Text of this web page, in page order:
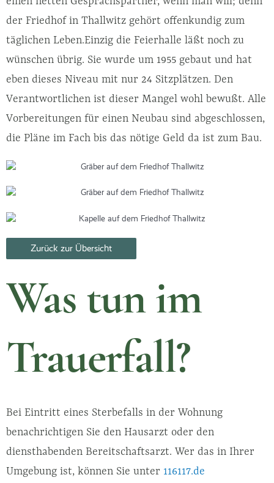
der Friedhof in Thallwitz gehört offenkundig zum
täglichen Leben.Einzig die Feierhalle läßt noch zu
wünschen übrig. Sie wurde um 1955 gebaut und hat
eben dieses Niveau mit nur 24 Sitzplätzen. Den
Verantwortlichen ist dieser Mangel wohl bewußt. Alle
Vorbereitungen für einen Neubau sind abgeschlossen,
die Pläne im Fach bis das nötige Geld da ist zum Bau.
Zurück zur Übersicht
Was tun im
Trauerfall?
Bei Eintritt eines Sterbefalls in der Wohnung
benachrichtigen Sie den Hausarzt oder den
diensthabenden Bereitschaftsarzt. Wer das in Ihrer
Umgebung ist, können Sie unter 116117.de